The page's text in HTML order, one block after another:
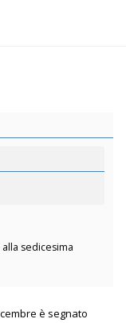
sedicesima
è segnato